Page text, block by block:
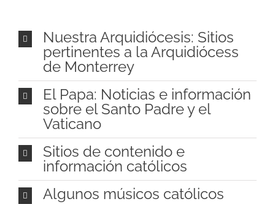
Nuestra Arquidiócesis: Sitios
pertinentes a la Arquidiócess
de Monterrey
El Papa: Noticias e información
sobre el Santo Padre y el
Vaticano
Sitios de contenido e
información católicos
Algunos músicos católicos